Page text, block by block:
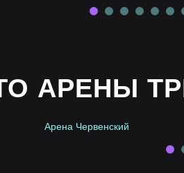
АРЕНЫ